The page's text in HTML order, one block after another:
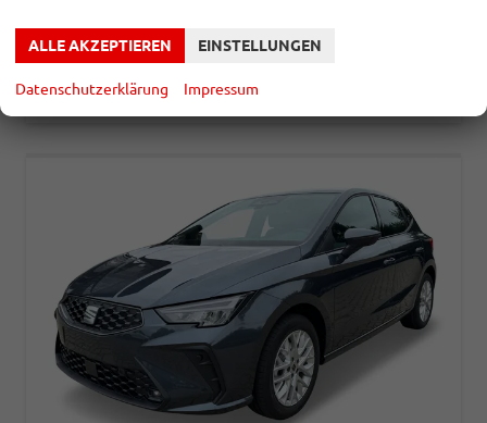
incl. 19% MwSt.
Verbrauch kombiniert:
2 -Klasse: D
CO -Emissionen:120,00 g/km
ALLE AKZEPTIEREN EINSTELLUNGEN
Datenschutzerklärung Impressum